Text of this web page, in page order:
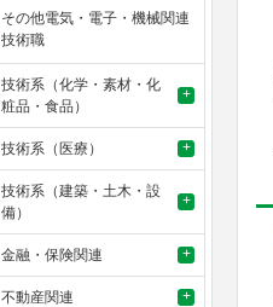
その他電気・電子・機械関連
技術職
技術系（化学・素材・化
粧品・食品）
技術系（医療）
技術系（建築・土木・設
備）
金融・保険関連
不動産関連